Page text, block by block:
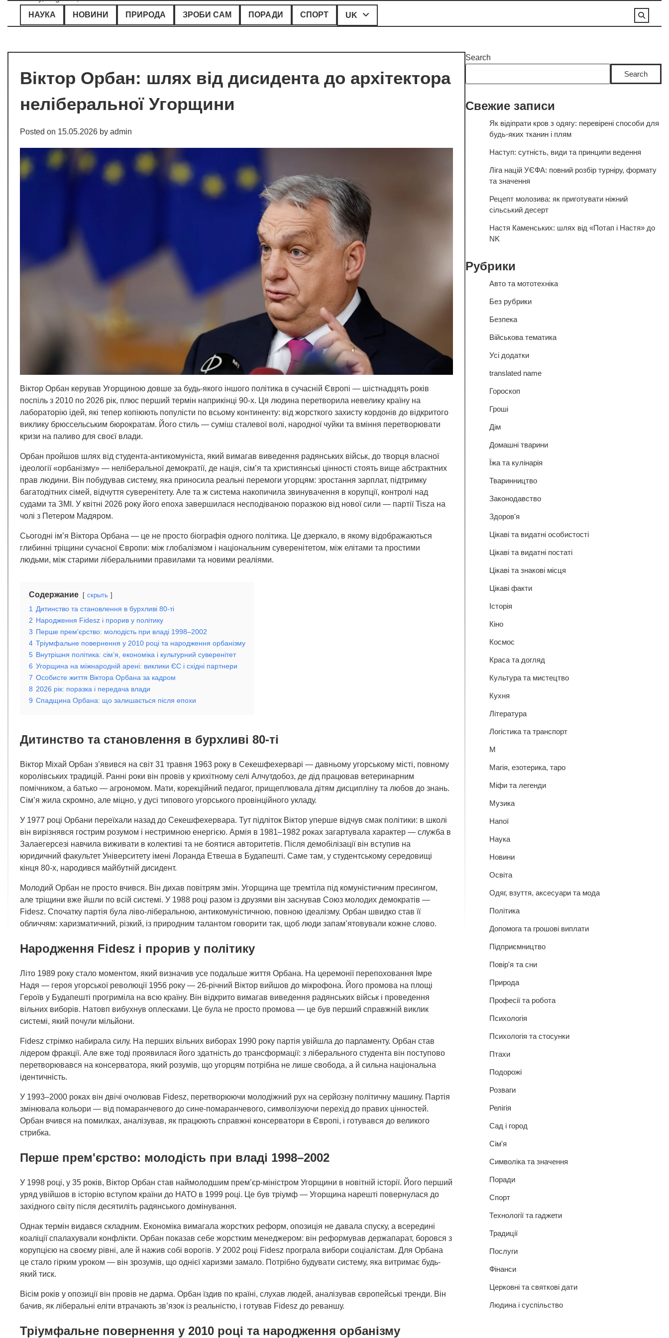
content
НАУКА
НОВИНИ ПРИРОДА ЗРОБИ САМ ПОРАДИ СПОРТ UK
Віктор Орбан: шлях від дисидента до архітектора
неліберальної Угорщини
Posted on 15.05.2026 by admin
Віктор Орбан керував Угорщиною довше за будь-якого іншого політика в сучасній Європі — шістнадцять років
поспіль з 2010 по 2026 рік, плюс перший термін наприкінці 90-х. Ця людина перетворила невелику країну на
лабораторію ідей, які тепер копіюють популісти по всьому континенту: від жорсткого захисту кордонів до відкритого
виклику брюссельським бюрократам. Його стиль — суміш сталевої волі, народної чуйки та вміння перетворювати
кризи на паливо для своєї влади.
Орбан пройшов шлях від студента-антикомуніста, який вимагав виведення радянських військ, до творця власної
ідеології «орбанізму» — неліберальної демократії, де нація, сім’я та християнські цінності стоять вище абстрактних
прав людини. Він побудував систему, яка приносила реальні перемоги угорцям: зростання зарплат, підтримку
багатодітних сімей, відчуття суверенітету. Але та ж система накопичила звинувачення в корупції, контролі над
судами та ЗМІ. У квітні 2026 року його епоха завершилася несподіваною поразкою від нової сили — партії Tisza на
чолі з Петером Мадяром.
Сьогодні ім’я Віктора Орбана — це не просто біографія одного політика. Це дзеркало, в якому відображаються
глибинні тріщини сучасної Європи: між глобалізмом і національним суверенітетом, між елітами та простими
людьми, між старими ліберальними правилами та новими реаліями.
Содержание скрыть
1 Дитинство та становлення в бурхливі 80-ті
2 Народження Fidesz і прорив у політику
3 Перше прем'єрство: молодість при владі 1998–2002
4 Тріумфальне повернення у 2010 році та народження орбанізму
5 Внутрішня політика: сім’я, економіка і культурний суверенітет
6 Угорщина на міжнародній арені: виклики ЄС і східні партнери
7 Особисте життя Віктора Орбана за кадром
8 2026 рік: поразка і передача влади
9 Спадщина Орбана: що залишається після епохи
Дитинство та становлення в бурхливі 80-ті
Віктор Міхай Орбан з’явився на світ 31 травня 1963 року в Секешфехерварі — давньому угорському місті, повному
королівських традицій. Ранні роки він провів у крихітному селі Алчутдобоз, де дід працював ветеринарним
помічником, а батько — агрономом. Мати, корекційний педагог, прищеплювала дітям дисципліну та любов до знань.
Сім’я жила скромно, але міцно, у дусі типового угорського провінційного укладу.
У 1977 році Орбани переїхали назад до Секешфехервара. Тут підліток Віктор уперше відчув смак політики: в школі
він вирізнявся гострим розумом і нестримною енергією. Армія в 1981–1982 роках загартувала характер — служба в
Залаегерсезі навчила виживати в колективі та не боятися авторитетів. Після демобілізації він вступив на
юридичний факультет Університету імені Лоранда Етвеша в Будапешті. Саме там, у студентському середовищі
кінця 80-х, народився майбутній дисидент.
Молодий Орбан не просто вчився. Він дихав повітрям змін. Угорщина ще тремтіла під комуністичним пресингом,
але тріщини вже йшли по всій системі. У 1988 році разом із друзями він заснував Союз молодих демократів —
Fidesz. Спочатку партія була ліво-ліберальною, антикомуністичною, повною ідеалізму. Орбан швидко став її
обличчям: харизматичний, різкий, із природним талантом говорити так, щоб люди запам’ятовували кожне слово.
Народження Fidesz і прорив у політику
Літо 1989 року стало моментом, який визначив усе подальше життя Орбана. На церемонії перепоховання Імре
Надя — героя угорської революції 1956 року — 26-річний Віктор вийшов до мікрофона. Його промова на площі
Героїв у Будапешті прогриміла на всю країну. Він відкрито вимагав виведення радянських військ і проведення
вільних виборів. Натовп вибухнув оплесками. Це була не просто промова — це був перший справжній виклик
системі, який почули мільйони.
Fidesz стрімко набирала силу. На перших вільних виборах 1990 року партія увійшла до парламенту. Орбан став
лідером фракції. Але вже тоді проявилася його здатність до трансформації: з ліберального студента він поступово
перетворювався на консерватора, який розумів, що угорцям потрібна не лише свобода, а й сильна національна
ідентичність.
У 1993–2000 роках він двічі очолював Fidesz, перетворюючи молодіжний рух на серйозну політичну машину. Партія
змінювала кольори — від помаранчевого до сине-помаранчевого, символізуючи перехід до правих цінностей.
Орбан вчився на помилках, аналізував, як працюють справжні консерватори в Європі, і готувався до великого
стрибка.
Перше прем'єрство: молодість при владі 1998–2002
У 1998 році, у 35 років, Віктор Орбан став наймолодшим прем’єр-міністром Угорщини в новітній історії. Його перший
уряд увійшов в історію вступом країни до НАТО в 1999 році. Це був тріумф — Угорщина нарешті повернулася до
західного світу після десятиліть радянського домінування.
Однак термін видався складним. Економіка вимагала жорстких реформ, опозиція не давала спуску, а всередині
коаліції спалахували конфлікти. Орбан показав себе жорстким менеджером: він реформував держапарат, боровся з
корупцією на своєму рівні, але й нажив собі ворогів. У 2002 році Fidesz програла вибори соціалістам. Для Орбана
це стало гірким уроком — він зрозумів, що однієї харизми замало. Потрібно будувати систему, яка витримає будь-
який тиск.
Вісім років у опозиції він провів не дарма. Орбан їздив по країні, слухав людей, аналізував європейські тренди. Він
бачив, як ліберальні еліти втрачають зв’язок із реальністю, і готував Fidesz до реваншу.
Тріумфальне повернення у 2010 році та народження орбанізму
Search
Search
Свежие записи
Як відіпрати кров з одягу: перевірені способи для
будь-яких тканин і плям
Наступ: сутність, види та принципи ведення
Ліга націй УЄФА: повний розбір турніру, формату
та значення
Рецепт молозива: як приготувати ніжний
сільський десерт
Настя Каменських: шлях від «Потап і Настя» до
NK
Рубрики
Авто та мототехніка
Без рубрики
Безпека
Військова тематика
Усі додатки
translated name
Гороскоп
Гроші
Дім
Домашні тварини
Їжа та кулінарія
Тваринництво
Законодавство
Здоров'я
Цікаві та видатні особистості
Цікаві та видатні постаті
Цікаві та знакові місця
Цікаві факти
Історія
Кіно
Космос
Краса та догляд
Культура та мистецтво
Кухня
Література
Логістика та транспорт
М
Магія, езотерика, таро
Міфи та легенди
Музика
Напої
Наука
Новини
Освіта
Одяг, взуття, аксесуари та мода
Політика
Допомога та грошові виплати
Підприємництво
Повір'я та сни
Природа
Професії та робота
Психологія
Психологія та стосунки
Птахи
Подорожі
Розваги
Релігія
Сад і город
Сім'я
Символіка та значення
Поради
Спорт
Технології та гаджети
Традиції
Послуги
Фінанси
Церковні та святкові дати
Людина і суспільство